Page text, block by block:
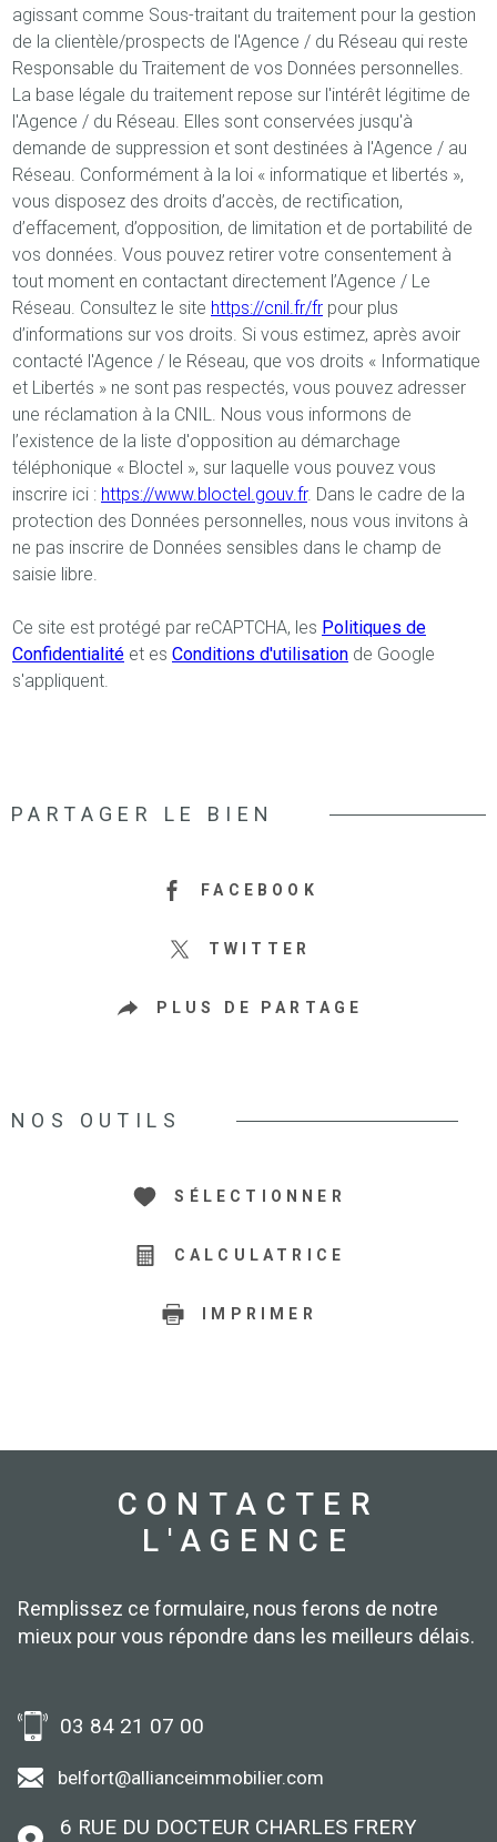
agissant comme Sous-traitant du traitement pour la gestion
de la clientèle/prospects de l'Agence / du Réseau qui reste
Responsable du Traitement de vos Données personnelles.
La base légale du traitement repose sur l'intérêt légitime de
l'Agence / du Réseau. Elles sont conservées jusqu'à
demande de suppression et sont destinées à l'Agence / au
Réseau. Conformément à la loi « informatique et libertés »,
vous disposez des droits d’accès, de rectification,
d’effacement, d’opposition, de limitation et de portabilité de
vos données. Vous pouvez retirer votre consentement à
tout moment en contactant directement l’Agence / Le
Réseau. Consultez le site https://cnil.fr/fr pour plus
d’informations sur vos droits. Si vous estimez, après avoir
contacté l'Agence / le Réseau, que vos droits « Informatique
et Libertés » ne sont pas respectés, vous pouvez adresser
une réclamation à la CNIL. Nous vous informons de
l’existence de la liste d'opposition au démarchage
téléphonique « Bloctel », sur laquelle vous pouvez vous
inscrire ici : https://www.bloctel.gouv.fr. Dans le cadre de la
protection des Données personnelles, nous vous invitons à
ne pas inscrire de Données sensibles dans le champ de
saisie libre.
Ce site est protégé par reCAPTCHA, les Politiques de
Confidentialité et es Conditions d'utilisation de Google
s'appliquent.
PARTAGER LE BIEN
FACEBOOK
TWITTER
PLUS DE PARTAGE
NOS OUTILS
SÉLECTIONNER
CALCULATRICE
IMPRIMER
CONTACTER
L'AGENCE
Remplissez ce formulaire, nous ferons de notre
mieux pour vous répondre dans les meilleurs délais.
03 84 21 07 00
belfort@allianceimmobilier.com
6 RUE DU DOCTEUR CHARLES FRERY